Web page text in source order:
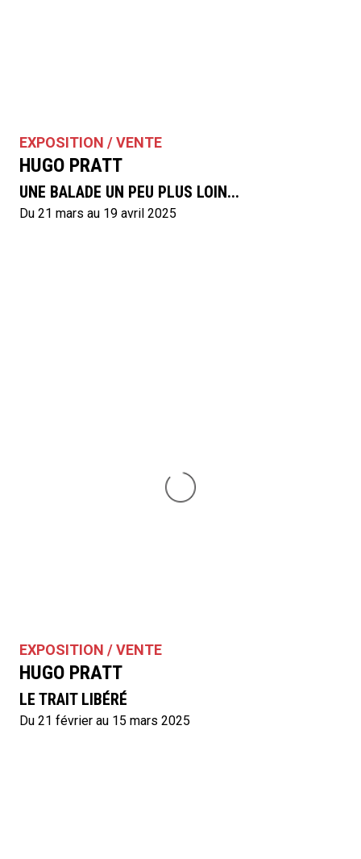
EXPOSITION / VENTE
HUGO PRATT
UNE BALADE UN PEU PLUS LOIN...
Du 21 mars au 19 avril 2025
EXPOSITION / VENTE
HUGO PRATT
LE TRAIT LIBÉRÉ
Du 21 février au 15 mars 2025